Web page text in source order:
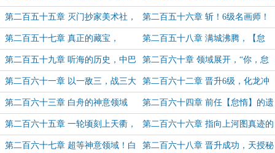
不拜？” 从，恭迎主上归位！
第二百五十五章 灭门抄家美术社，
我主【怠惰】在此！
第二百五十六章 斩！6级名画师！
画笔到手！
第二百五十七章 真正的藏宝，
【清明上河图·赝作】到手！
第二百五十八章 满城沸腾，【怠
惰】是谁？
第二百五十九章 听海的历史，中巴
车遇袭（6k）
第二百六十章 领域展开，“你，怠
惰了”（5k）
第二百六十一章 以一敌三，战三大
封号！晋升之机！
第二百六十二章 晋升6级，化龙冲
天，白舟登神！（求票）
第二百六十三章 白舟的神意领域 第二百六十四章 前任【怠惰】的遗
言，禁典解锁第二篇章的希望！
第二百六十五章 一轮顷刻上天衢，
逐退群星与残月！（5k）
第二百六十六章 指向上河图真迹的
遗言；神意领域，绽放！（二合一）
第二百六十七章 超等神意领域！白 第二百六十八章 晋升成功，天授秘